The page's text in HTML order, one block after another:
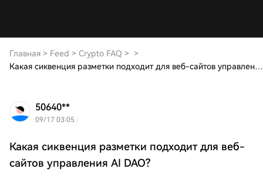
Главная > Feed > Crypto FAQ > >
Какая сиквенция разметки подходит для веб-сайтов управления AI DAO?
50640**
09/17 03:05
Какая сиквенция разметки подходит для веб-
сайтов управления AI DAO?